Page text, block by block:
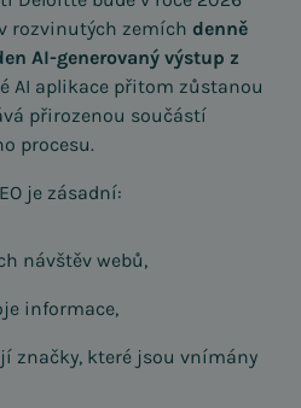
rozvinutých zemích denně
AI-generovaný výstup z
AI aplikace přitom zůstanou
přirozenou součástí
procesu.
je zásadní:
návštěv webů,
informace,
značky, které jsou vnímány